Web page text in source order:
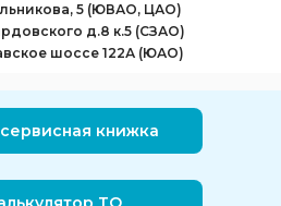
5 (ЮВАО, ЦАО)
д.8 к.5 (СЗАО)
шоссе 122А (ЮАО)
книжка